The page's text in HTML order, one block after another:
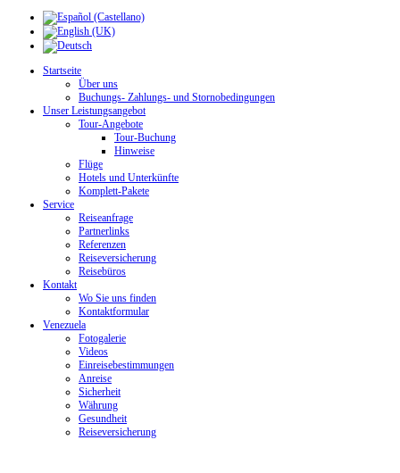
Startseite
Über uns
Buchungs- Zahlungs- und Stornobedingungen
Unser Leistungsangebot
Tour-Angebote
Tour-Buchung
Hinweise
Flüge
Hotels und Unterkünfte
Komplett-Pakete
Service
Reiseanfrage
Partnerlinks
Referenzen
Reiseversicherung
Reisebüros
Kontakt
Wo Sie uns finden
Kontaktformular
Venezuela
Fotogalerie
Videos
Einreisebestimmungen
Anreise
Sicherheit
Währung
Gesundheit
Reiseversicherung